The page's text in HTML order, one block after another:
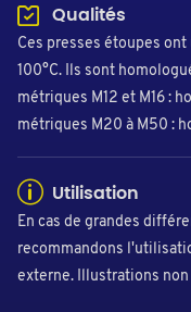
Qualités
Ces presses étoupes
100°C. Ils sont
métriques M12 et M16 :
métriques M20 à M50 :
Utilisation
En cas de grandes
recommandons
externe. Illustrations